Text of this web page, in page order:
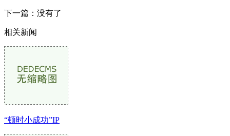
下一篇：没有了
相关新闻
“顿时小成功”IP